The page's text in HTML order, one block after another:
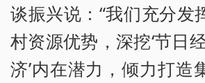
谈振兴说：“我们充分发
村资源优势，深挖‘节日
济’内在潜力，倾力打造